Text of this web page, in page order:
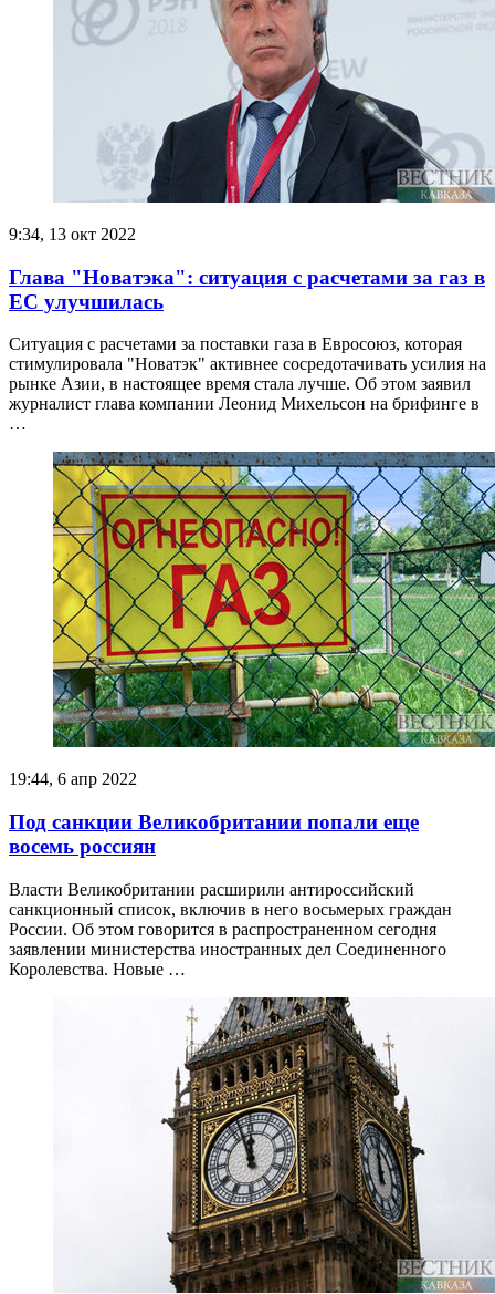
9:34, 13 окт 2022
Глава "Новатэка": ситуация с расчетами за газ в
ЕС улучшилась
Ситуация с расчетами за поставки газа в Евросоюз, которая
стимулировала "Новатэк" активнее сосредотачивать усилия на
рынке Азии, в настоящее время стала лучше. Об этом заявил
журналист глава компании Леонид Михельсон на брифинге в
…
19:44, 6 апр 2022
Под санкции Великобритании попали еще
восемь россиян
Власти Великобритании расширили антироссийский
санкционный список, включив в него восьмерых граждан
России. Об этом говорится в распространенном сегодня
заявлении министерства иностранных дел Соединенного
Королевства. Новые …